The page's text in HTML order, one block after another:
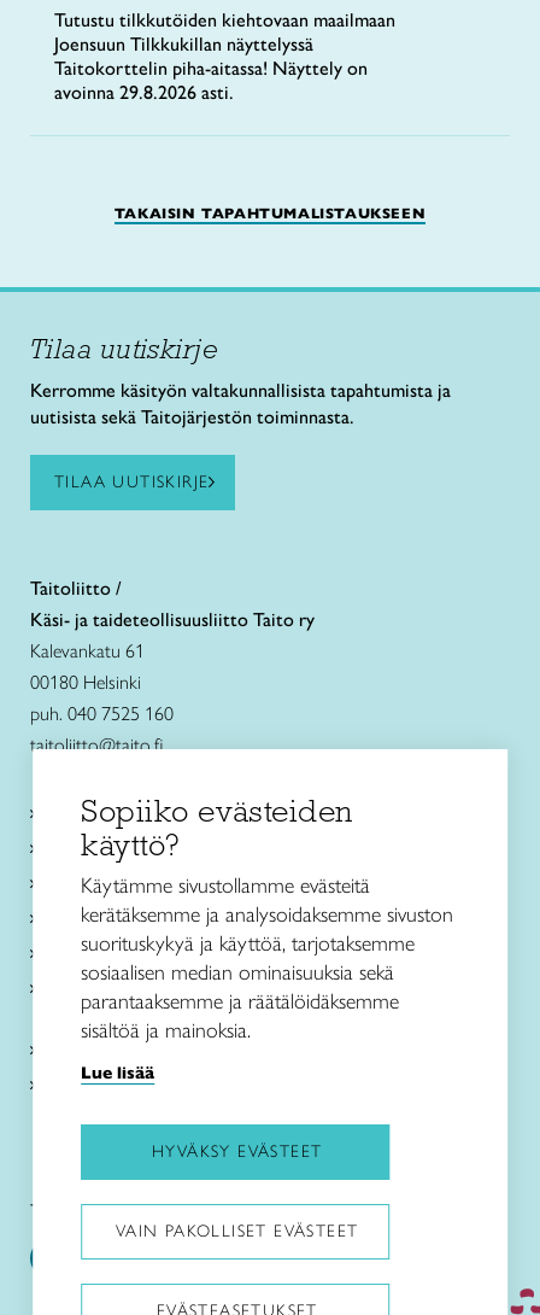
Tutustu tilkkutöiden kiehtovaan maailmaan
Joensuun Tilkkukillan näyttelyssä
Taitokorttelin piha-aitassa! Näyttely on
avoinna 29.8.2026 asti.
TAKAISIN TAPAHTUMALISTAUKSEEN
Tilaa uutiskirje
Kerromme käsityön valtakunnallisista tapahtumista ja
uutisista sekä Taitojärjestön toiminnasta.
TILAA UUTISKIRJE
Taitoliitto /
Käsi- ja taideteollisuusliitto Taito ry
Kalevankatu 61
00180 Helsinki
puh. 040 7525 160
taitoliitto@taito.fi
Käsityökurssit ja koulutus
Ajankohtaista
Käsityöohjeet
Me olemme Taito
Paikallinen toiminta
Verkkokaupat
Kirjaudu Arviin
Kirjaudu Taitocampukseen
Taitoliitto: Taito-lehti:
Sopiiko evästeiden
käyttö?
Käytämme sivustollamme evästeitä
kerätäksemme ja analysoidaksemme sivuston
suorituskykyä ja käyttöä, tarjotaksemme
sosiaalisen median ominaisuuksia sekä
parantaaksemme ja räätälöidäksemme
sisältöä ja mainoksia.
Lue lisää
HYVÄKSY EVÄSTEET
VAIN PAKOLLISET EVÄSTEET
EVÄSTEASETUKSET